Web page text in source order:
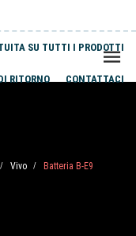
SU TUTTI I PRODOTTI
RITORNO CONTATTACI
/ Vivo / Batteria B-E9